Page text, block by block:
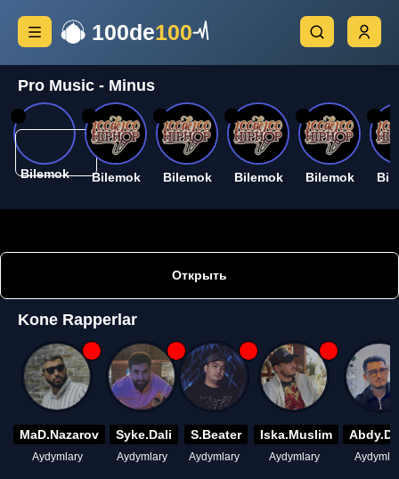
100de100
Pro Music - Minus
Bilemok Bilemok Bilemok Bilemok Bilemok
Открыть
Kone Rapperlar
MaD.Nazarov
Aydymlary
Syke.Dali
Aydymlary
S.Beater
Aydymlary
Iska.Muslim
Aydymlary